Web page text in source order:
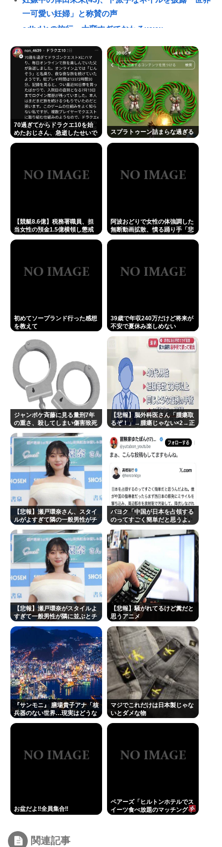
一可愛い妊婦」と称賛の声
adhdとの旅行、大変すぎておわるwww
うんこ漏らして泣きながらパンツ洗ってるおっさん
が盗撮される📸
阿波おどりで女性の体強調した無断動画拡散、憤る
踊り手「悲しいし気持ち悪い」…悪質なケースは警
察への相談検討
初めてソープランド行った感想を教えて
39歳で年収240万だけど将来が不安で夏休み楽しめな
ペアーズ「ヒルトンホテルでスイーツ食べ放題のマ
ドラマ関係者「漫画をドラマ化？脚本に糞アレンジ
加えなきゃ」←これ
70過ぎてからドラクエ10を始
めたおじさん、急逝したせいで
スプラトゥーン詰まらな過ぎる
【競艇8.6億】税務署職員、担
当女性の預金1.5億横領し懲戒
阿波おどりで女性の体強調した
無断動画拡散、憤る踊り手「悲
初めてソープランド行った感想
を教えて
39歳で年収240万だけど将来が
不安で夏休み楽しめない
ジャンポケ斉藤に見る量刑7年
の重さ、殺してしまい傷害致死
話題
【悲報】脳外科医さん「腫瘍取
るぞ！」→腫瘍じゃない×2→正
出・・・・・・・・・
【悲報】瀬戸環奈さん、スタイ
ルがよすぎて隣の一般男性がチ
パヨク「中国が日本を占領する
のってすごく簡単だと思うよ。
込めばいい」 [8/9]
【悲報】瀬戸環奈がスタイルよ
すぎて一般男性が隣に並ぶとチ
【悲報】騒がれてるけど糞だと
思うアニメ
『サンモニ』 膳場貴子アナ「核
兵器のない世界…現実はどうな
マジでこれだけは日本製じゃな
いとダメな物
お盆だよ‼全員集合‼
ペアーズ「ヒルトンホテルでス
イーツ食べ放題のマッチングイ
関連記事